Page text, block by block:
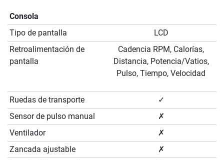
Consola
Tipo de pantalla
LCD
Retroalimentación de
pantalla
Cadencia RPM, Calorías,
Distancia, Potencia/Vatios,
Pulso, Tiempo, Velocidad
Ruedas de transporte
✓
Sensor de pulso manual
✗
Ventilador
✗
Zancada ajustable
✗